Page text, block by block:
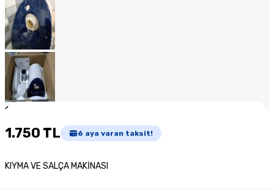
1
1.750 TL 6 aya varan taksit!
KIYMA VE SALÇA MAKİNASI